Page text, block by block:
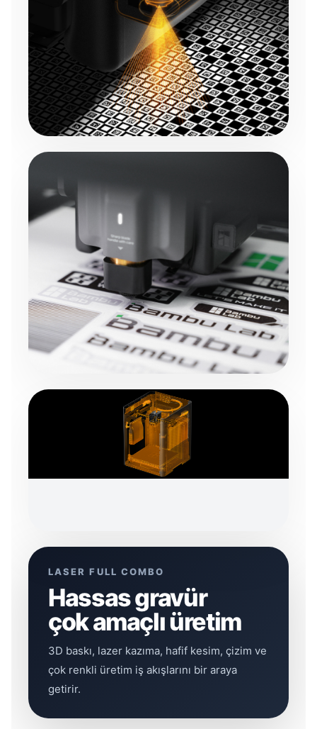
LASER FULL COMBO
Hassas gravür
çok amaçlı üretim
3D baskı, lazer kazıma, hafif kesim, çizim ve
çok renkli üretim iş akışlarını bir araya
getirir.